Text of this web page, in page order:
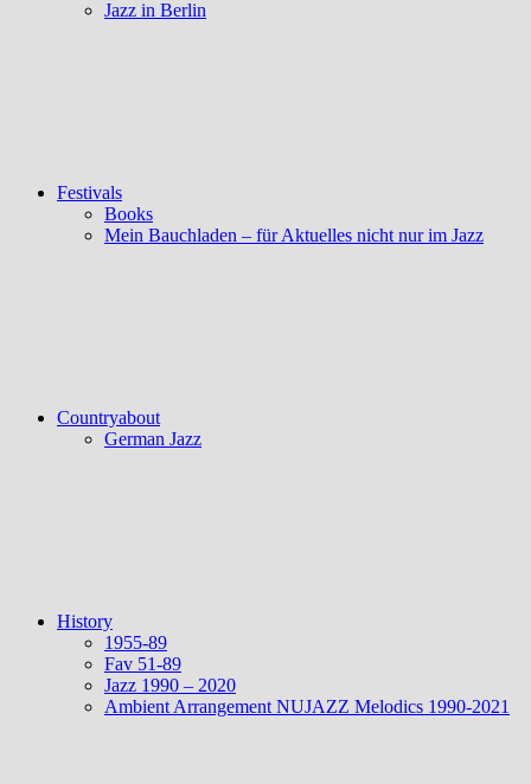
Jazz in Berlin
Festivals
Books
Mein Bauchladen – für Aktuelles nicht nur im Jazz
Countryabout
German Jazz
History
1955-89
Fav 51-89
Jazz 1990 – 2020
Ambient Arrangement NUJAZZ Melodics 1990-2021